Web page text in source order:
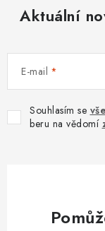
Aktuální
E-mail
Souhlasím se
beru na vědomí